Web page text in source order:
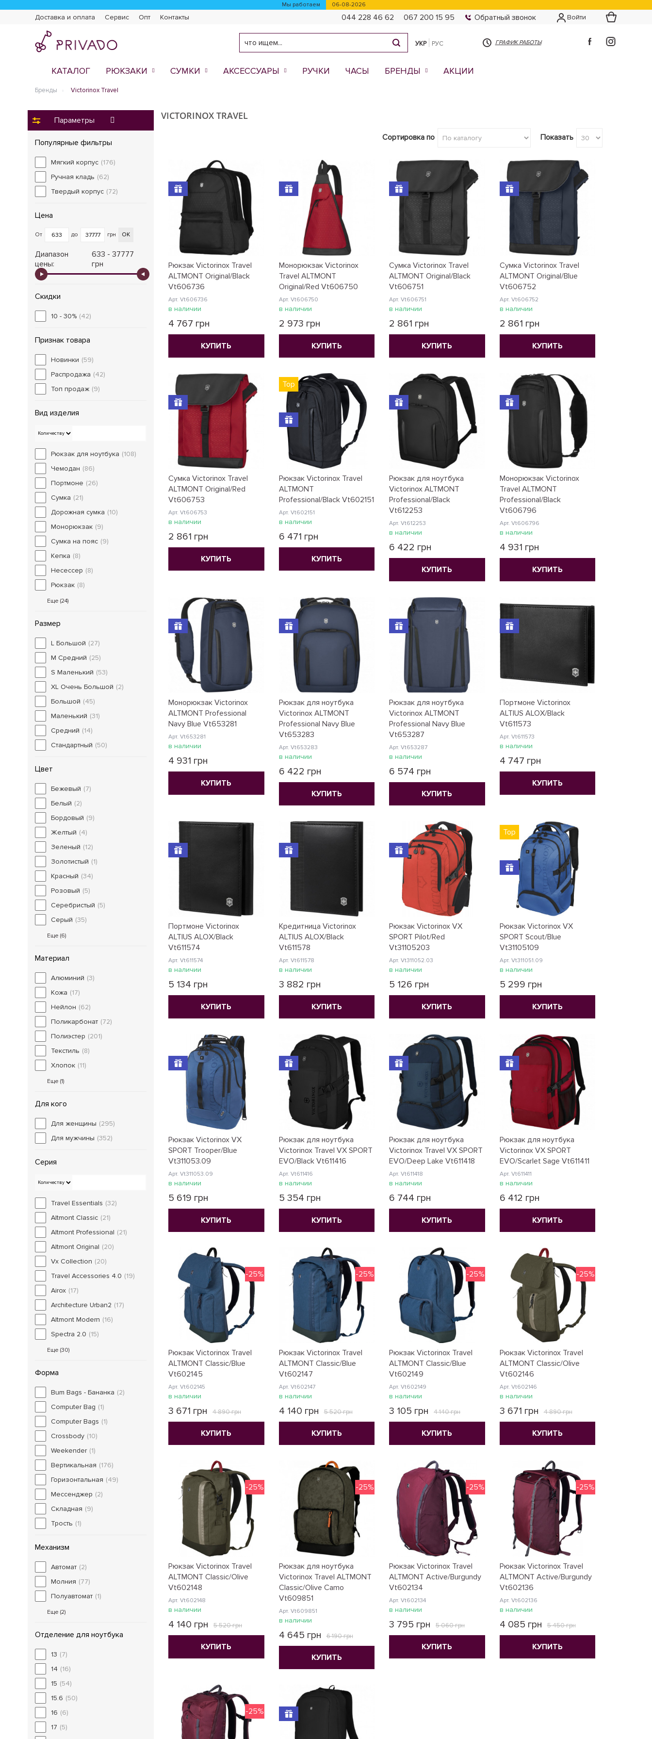
Мы работаем 06-08-2026
Доставка и оплата Сервис Опт Контакты 044 228 46 62 067 200 15 95 Обратный звонок Войти
УКР РУС ГРАФИК РАБОТЫ
КАТАЛОГ РЮКЗАКИ СУМКИ АКСЕССУАРЫ РУЧКИ ЧАСЫ БРЕНДЫ АКЦИИ
Бренды Victorinox Travel
Параметры
Популярные фильтры
Мягкий корпус (176)
Ручная кладь (62)
Твердый корпус (72)
Цена
От до грн ОК
Диапазон
цены:
633 - 37777
грн
Скидки
10 - 30% (42)
Признак товара
Новинки (59)
Распродажа (42)
Топ продаж (9)
Вид изделия
Рюкзак для ноутбука (108)
Чемодан (86)
Портмоне (26)
Сумка (21)
Дорожная сумка (10)
Монорюкзак (9)
Сумка на пояс (9)
Кепка (8)
Несессер (8)
Рюкзак (8)
Еще (24)
Размер
L Большой (27)
M Средний (25)
S Маленький (53)
XL Очень Большой (2)
Большой (45)
Маленький (31)
Средний (14)
Стандартный (50)
Цвет
Бежевый (7)
Белый (2)
Бордовый (9)
Желтый (4)
Зеленый (12)
Золотистый (1)
Красный (34)
Розовый (5)
Серебристый (5)
Серый (35)
Еще (6)
Материал
Алюминий (3)
Кожа (17)
Нейлон (62)
Поликарбонат (72)
Полиэстер (201)
Текстиль (8)
Хлопок (11)
Еще (1)
Для кого
Для женщины (295)
Для мужчины (352)
Серия
Travel Essentials (32)
Altmont Classic (21)
Altmont Professional (21)
Altmont Original (20)
Vx Collection (20)
Travel Accessories 4.0 (19)
Airox (17)
Architecture Urban2 (17)
Altmont Modern (16)
Spectra 2.0 (15)
Еще (30)
Форма
Bum Bags - Бананка (2)
Computer Bag (1)
Computer Bags (1)
Crossbody (10)
Weekender (1)
Вертикальная (176)
Горизонтальная (49)
Мессенджер (2)
Складная (9)
Трость (1)
Механизм
Автомат (2)
Молния (77)
Полуавтомат (1)
Еще (2)
Отделение для ноутбука
13 (7)
14 (16)
15 (54)
15.6 (50)
16 (6)
17 (5)
VICTORINOX TRAVEL
Сортировка по Показать
Рюкзак Victorinox Travel
ALTMONT Original/Black
Vt606736
Арт. Vt606736
в наличии
4 767 грн
КУПИТЬ
Монорюкзак Victorinox
Travel ALTMONT
Original/Red Vt606750
Арт. Vt606750
в наличии
2 973 грн
КУПИТЬ
Сумка Victorinox Travel
ALTMONT Original/Black
Vt606751
Арт. Vt606751
в наличии
2 861 грн
КУПИТЬ
Сумка Victorinox Travel
ALTMONT Original/Blue
Vt606752
Арт. Vt606752
в наличии
2 861 грн
КУПИТЬ
Сумка Victorinox Travel
ALTMONT Original/Red
Vt606753
Арт. Vt606753
в наличии
2 861 грн
КУПИТЬ
Рюкзак Victorinox Travel
ALTMONT
Professional/Black Vt602151
Арт. Vt602151
Top
в наличии
6 471 грн
КУПИТЬ
Рюкзак для ноутбука
Victorinox ALTMONT
Professional/Black
Vt612253
Арт. Vt612253
в наличии
6 422 грн
КУПИТЬ
Монорюкзак Victorinox
Travel ALTMONT
Professional/Black
Vt606796
Арт. Vt606796
в наличии
4 931 грн
КУПИТЬ
Монорюкзак Victorinox
ALTMONT Professional
Navy Blue Vt653281
Арт. Vt653281
в наличии
4 931 грн
КУПИТЬ
Рюкзак для ноутбука
Victorinox ALTMONT
Professional Navy Blue
Vt653283
Арт. Vt653283
в наличии
6 422 грн
КУПИТЬ
Рюкзак для ноутбука
Victorinox ALTMONT
Professional Navy Blue
Vt653287
Арт. Vt653287
в наличии
6 574 грн
КУПИТЬ
Портмоне Victorinox
ALTIUS ALOX/Black
Vt611573
Арт. Vt611573
в наличии
4 747 грн
КУПИТЬ
Портмоне Victorinox
ALTIUS ALOX/Black
Vt611574
Арт. Vt611574
в наличии
5 134 грн
КУПИТЬ
Кредитница Victorinox
ALTIUS ALOX/Black
Vt611578
Арт. Vt611578
в наличии
3 882 грн
КУПИТЬ
Рюкзак Victorinox VX
SPORT Pilot/Red
Vt31105203
Арт. Vt311052.03
в наличии
5 126 грн
КУПИТЬ
Рюкзак Victorinox VX
SPORT Scout/Blue
Vt31105109
Арт. Vt311051.09
Top
в наличии
5 299 грн
КУПИТЬ
Рюкзак Victorinox VX
SPORT Trooper/Blue
Vt311053.09
Арт. Vt311053.09
в наличии
5 619 грн
КУПИТЬ
Рюкзак для ноутбука
Victorinox Travel VX SPORT
EVO/Black Vt611416
Арт. Vt611416
в наличии
5 354 грн
КУПИТЬ
Рюкзак для ноутбука
Victorinox Travel VX SPORT
EVO/Deep Lake Vt611418
Арт. Vt611418
в наличии
6 744 грн
КУПИТЬ
Рюкзак для ноутбука
Victorinox VX SPORT
EVO/Scarlet Sage Vt611411
Арт. Vt611411
в наличии
6 412 грн
КУПИТЬ
Рюкзак Victorinox Travel
ALTMONT Classic/Blue
Vt602145
Арт. Vt602145
-25%
в наличии
3 671 грн 4 890 грн
КУПИТЬ
Рюкзак Victorinox Travel
ALTMONT Classic/Blue
Vt602147
Арт. Vt602147
-25%
в наличии
4 140 грн 5 520 грн
КУПИТЬ
Рюкзак Victorinox Travel
ALTMONT Classic/Blue
Vt602149
Арт. Vt602149
-25%
в наличии
3 105 грн 4 140 грн
КУПИТЬ
Рюкзак Victorinox Travel
ALTMONT Classic/Olive
Vt602146
Арт. Vt602146
-25%
в наличии
3 671 грн 4 890 грн
КУПИТЬ
Рюкзак Victorinox Travel
ALTMONT Classic/Olive
Vt602148
Арт. Vt602148
-25%
в наличии
4 140 грн 5 520 грн
КУПИТЬ
Рюкзак для ноутбука
Victorinox Travel ALTMONT
Classic/Olive Camo
Vt609851
Арт. Vt609851
-25%
в наличии
4 645 грн 6 190 грн
КУПИТЬ
Рюкзак Victorinox Travel
ALTMONT Active/Burgundy
Vt602134
Арт. Vt602134
-25%
в наличии
3 795 грн 5 060 грн
КУПИТЬ
Рюкзак Victorinox Travel
ALTMONT Active/Burgundy
Vt602136
Арт. Vt602136
-25%
в наличии
4 085 грн 5 450 грн
КУПИТЬ
-25%